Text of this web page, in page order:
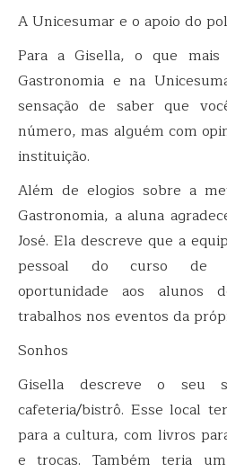
A Unicesumar e o apoio do
Para a Gisella, o que
Gastronomia e na
sensação de saber que
número, mas alguém com
instituição.
Além de elogios sobre a
Gastronomia, a aluna
José. Ela descreve que a
pessoal do curso de
oportunidade aos alunos
trabalhos nos eventos da
Sonhos
Gisella descreve o seu
cafeteria/bistrô. Esse local
para a cultura, com livros
e trocas. Também teria